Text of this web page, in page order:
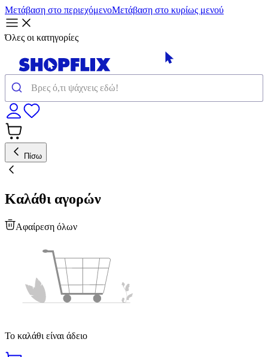
Μετάβαση στο περιεχόμενοΜετάβαση στο κυρίως μενού
Όλες οι κατηγορίες
Πίσω
Καλάθι αγορών
Αφαίρεση όλων
Το καλάθι είναι άδειο